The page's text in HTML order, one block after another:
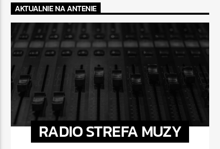
AKTUALNIE NA ANTENIE
RADIO STREFA MUZY